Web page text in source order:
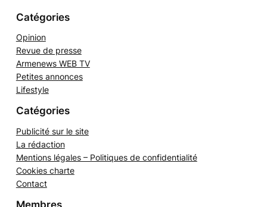
r
Opinion
Revue de presse
Armenews WEB TV
Petites annonces
Publicité sur le site
La rédaction
Mentions légales – Politiques de confidentialité
Cookies charte